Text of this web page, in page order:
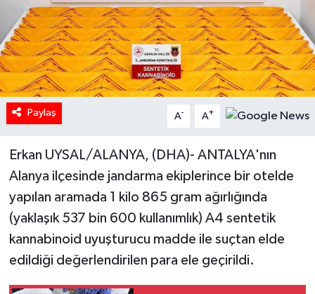
Paylaş A- A+
Erkan UYSAL/ALANYA, (DHA)- ANTALYA'nın
Alanya ilçesinde jandarma ekiplerince bir otelde
yapılan aramada 1 kilo 865 gram ağırlığında
(yaklaşık 537 bin 600 kullanımlık) A4 sentetik
kannabinoid uyuşturucu madde ile suçtan elde
edildiği değerlendirilen para ele geçirildi.